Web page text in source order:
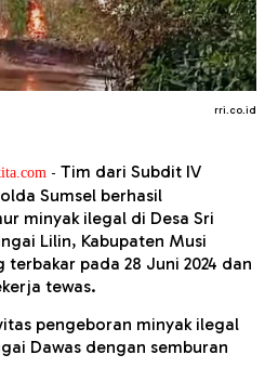
rri.co.id
- Tim dari Subdit IV
Sumsel berhasil
minyak ilegal di Desa Sri
Lilin, Kabupaten Musi
pada 28 Juni 2024 dan
tewas.
pengeboran minyak ilegal
Dawas dengan semburan